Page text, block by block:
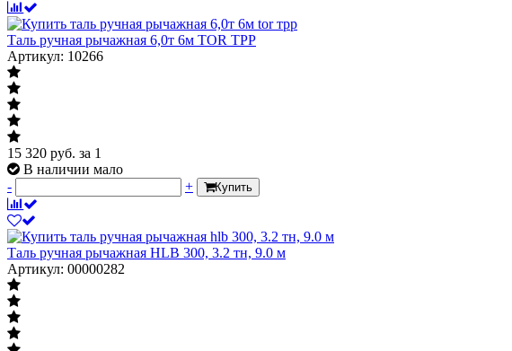
Таль ручная рычажная 6,0т 6м TOR ТРР
Артикул: 10266
15 320 руб. за 1
В наличии мало
-
+ Купить
Таль ручная рычажная HLB 300, 3.2 тн, 9.0 м
Артикул: 00000282